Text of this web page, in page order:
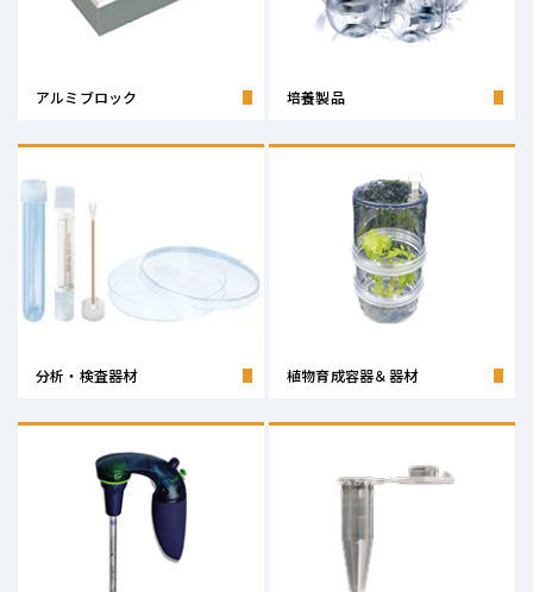
アルミブロック 培養製品
分析・検査器材 植物育成容器＆器材